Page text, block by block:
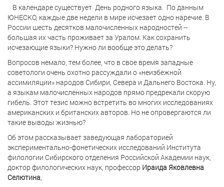
В календаре существует День родного языка. По данным
ЮНЕСКО, каждые две недели в мире исчезает одно наречие. В
России шесть десятков малочисленных народностей --
большая их часть проживает за Уралом. Как сохранить
исчезающие языки? Нужно ли вообще это делать?
Вопросов немало, тем более, что в свое время западные
советологи очень охотно рассуждали о «неизбежной
ассимиляции» народов Сибири, Севера и Дальнего Востока. Ну,
а языкам малочисленных народов прямо предрекали скорую
гибель. Этот тезис можно встретить во многих исследованиях
американских и британских авторов. Но не опровергаются ли
такие выводы жизнью?
Об этом рассказываетзаведующая лабораторией
экспериментально-фонетических исследований Института
филологии Сибирского отделения Российской Академии наук,
доктор филологических наук, профессор Ираида Яковлевна
Селютина,